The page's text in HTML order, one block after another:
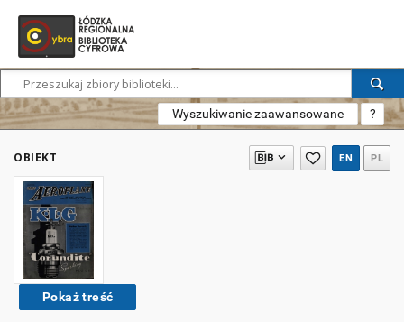
Wyszukiwanie zaawansowane ?
OBIEKT EN PL
Pokaż treść